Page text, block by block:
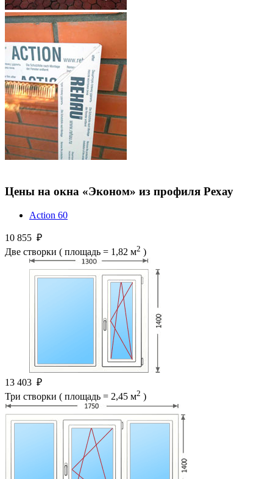
Цены на окна «Эконом» из профиля Рехау
Action 60
10 855 ₽
Две створки ( площадь = 1,82 м2 )
13 403 ₽
Три створки ( площадь = 2,45 м2 )